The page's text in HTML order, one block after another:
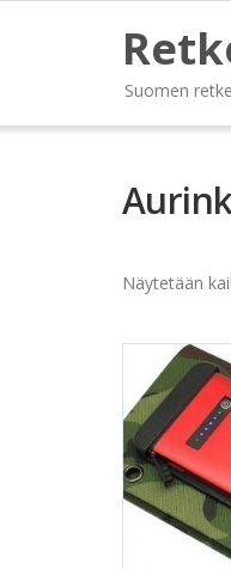
Suomen
Näytetään